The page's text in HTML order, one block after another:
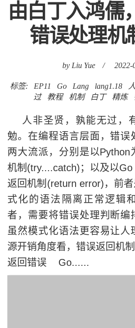
由白丁入鸿儒
错误处理机
by Liu Yue / 2022-
标签: EP11 Go Lang lang1.18
过
教程 机制 白丁 精炼
人非圣贤，孰能无过，
勉。在编程语言层面，错误
两大流派，分别是以Python
机制(try....catch)；以及以
返回机制(return error)，前
式化的语法隔离正常逻辑
者，需要将错误处理判断编
虽然模式化语法更容易让人
源开销角度看，错误返回机
返回错误 Go......